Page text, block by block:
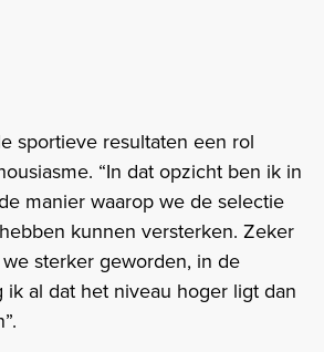
sportieve resultaten een rol
“In dat opzicht ben ik in
manier waarop we de selectie
kunnen versterken. Zeker
sterker geworden, in de
al dat het niveau hoger ligt dan